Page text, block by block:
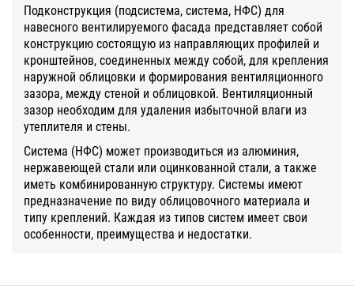
Подконструкция (подсистема, система, НФС) для
навесного вентилируемого фасада представляет собой
конструкцию состоящую из направляющих профилей и
кронштейнов, соединенных между собой, для крепления
наружной облицовки и формирования вентиляционного
зазора, между стеной и облицовкой. Вентиляционный
зазор необходим для удаления избыточной влаги из
утеплителя и стены.
Система (НФС) может производиться из алюминия,
нержавеющей стали или оцинкованной стали, а также
иметь комбинированную структуру. Системы имеют
предназначение по виду облицовочного материала и
типу креплений. Каждая из типов систем имеет свои
особенности, преимущества и недостатки.